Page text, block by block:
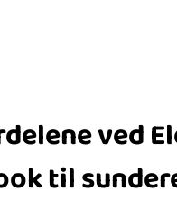
ved
til